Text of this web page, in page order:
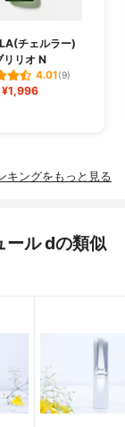
チェルラー)
リリオ N
4.01(9)
¥1,996
キングをもっと見る
ール dの類似